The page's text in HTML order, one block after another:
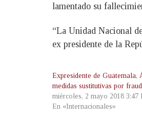
lamentado su
“La Unidad Nacional
ex presidente de la
Expresidente de Guatemala,
medidas sustitutivas por
miércoles, 2 mayo 2018 3:47
En «Internacionales»